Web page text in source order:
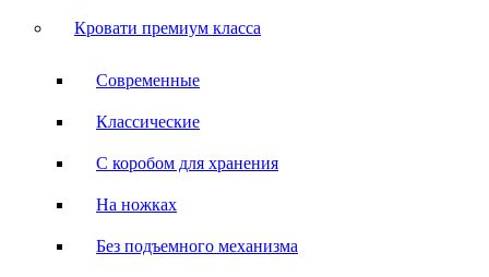
Кровати премиум класса
Современные
Классические
С коробом для хранения
На ножках
Без подъемного механизма